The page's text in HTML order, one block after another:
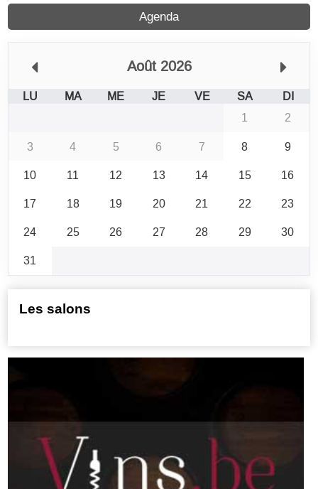
Agenda
Août 2026
LU MA ME JE VE SA
DI
1
2
3
4 5 6 7 8
9
10
11 12 13 14 15
16
17
18 19 20 21 22
23
24
25 26 27 28 29
30
31
Les salons